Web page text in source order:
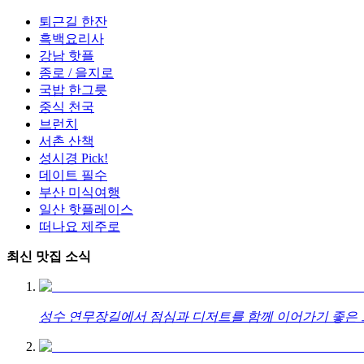
퇴근길 한잔
흑백요리사
강남 핫플
종로 / 을지로
국밥 한그릇
중식 천국
브런치
서촌 산책
성시경 Pick!
데이트 필수
부산 미식여행
일산 핫플레이스
떠나요 제주로
최신 맛집 소식
성수 연무장길에서 점심과 디저트를 함께 이어가기 좋은